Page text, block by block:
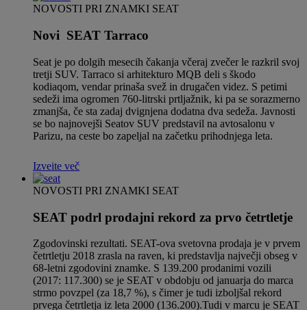
NOVOSTI PRI ZNAMKI SEAT
Novi SEAT Tarraco
Seat je po dolgih mesecih čakanja včeraj zvečer le razkril svoj
tretji SUV. Tarraco si arhitekturo MQB deli s škodo
kodiaqom, vendar prinaša svež in drugačen videz. S petimi
sedeži ima ogromen 760-litrski prtljažnik, ki pa se sorazmerno
zmanjša, če sta zadaj dvignjena dodatna dva sedeža. Javnosti
se bo najnovejši Seatov SUV predstavil na avtosalonu v
Parizu, na ceste bo zapeljal na začetku prihodnjega leta.
Izveite več
NOVOSTI PRI ZNAMKI SEAT
SEAT podrl prodajni rekord za prvo četrtletje
Zgodovinski rezultati. SEAT-ova svetovna prodaja je v prvem
četrtletju 2018 zrasla na raven, ki predstavlja največji obseg v
68-letni zgodo­vini znamke. S 139.200 prodanimi vozili
(2017: 117.300) se je SEAT v obdobju od januarja do marca
strmo povzpel (za 18,7 %), s čimer je tudi izboljšal rekord
prvega četrtletja iz leta 2000 (136.200).Tudi v marcu je SEAT